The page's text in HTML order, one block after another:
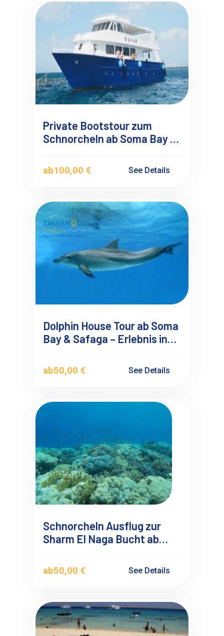
Private Bootstour zum
Schnorcheln ab Soma Bay –
ab100,00 € See Details
Dolphin House Tour ab Soma
Bay & Safaga – Erlebnis in
ab50,00 € See Details
Schnorcheln Ausflug zur
Sharm El Naga Bucht ab
ab50,00 € See Details